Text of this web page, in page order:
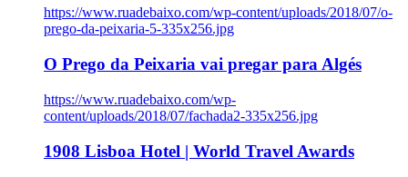
https://www.ruadebaixo.com/wp-content/uploads/2018/07/o-
prego-da-peixaria-5-335x256.jpg
O Prego da Peixaria vai pregar para Algés
https://www.ruadebaixo.com/wp-
content/uploads/2018/07/fachada2-335x256.jpg
1908 Lisboa Hotel | World Travel Awards